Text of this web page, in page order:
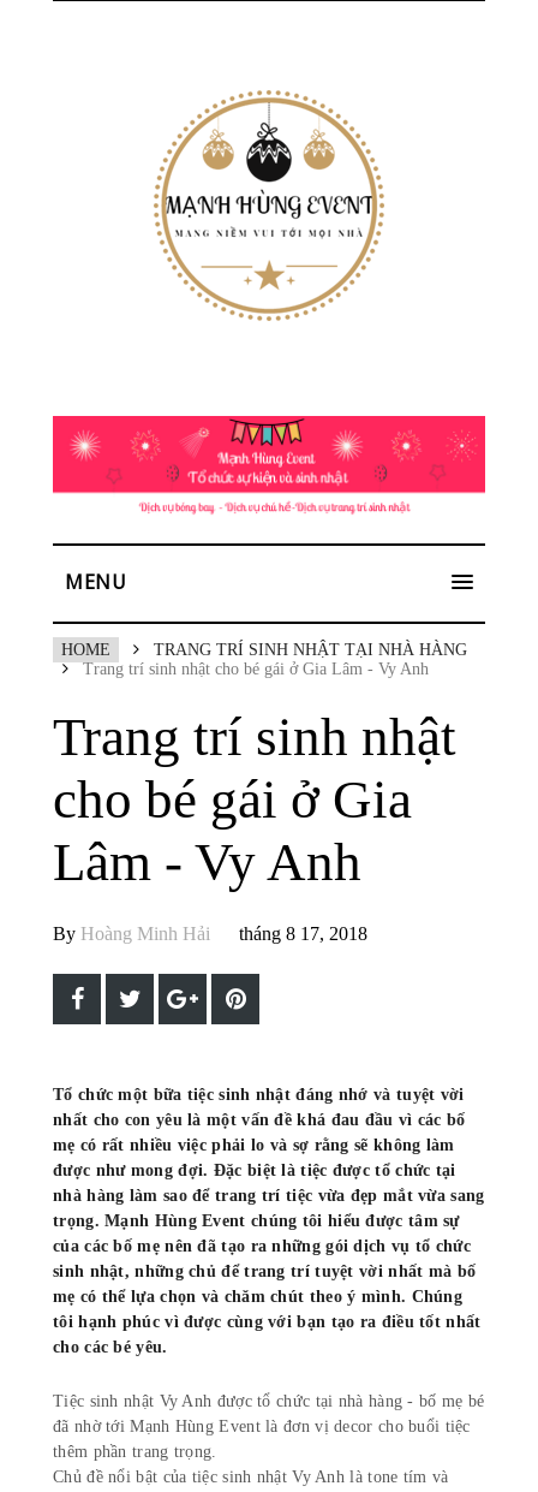
MENU
HOME
TRANG TRÍ SINH NHẬT TẠI NHÀ HÀNG
Trang trí sinh nhật cho bé gái ở Gia Lâm - Vy Anh
Trang trí sinh nhật
cho bé gái ở Gia
Lâm - Vy Anh
By Hoàng Minh Hải tháng 8 17, 2018
Tổ chức một bữa tiệc sinh nhật đáng nhớ và tuyệt vời
nhất cho con yêu là một vấn đề khá đau đầu vì các bố
mẹ có rất nhiều việc phải lo và sợ rằng sẽ không làm
được như mong đợi. Đặc biệt là tiệc được tổ chức tại
nhà hàng làm sao để trang trí tiệc vừa đẹp mắt vừa sang
trọng.Mạnh Hùng Event chúng tôi hiểu được tâm sự
của các bố mẹ nên đã tạo ra những gói dịch vụ tổ chức
sinh nhật, những chủ để trang trí tuyệt vời nhất mà bố
mẹ có thể lựa chọn và chăm chút theo ý mình. Chúng
tôi hạnh phúc vì được cùng với bạn tạo ra điều tốt nhất
cho các bé yêu.
Tiệc sinh nhật Vy Anh được tổ chức tại nhà hàng - bố mẹ bé
đã nhờ tới Mạnh Hùng Event là đơn vị decor cho buổi tiệc
thêm phần trang trọng.
Chủ đề nổi bật của tiệc sinh nhật Vy Anh là tone tím và